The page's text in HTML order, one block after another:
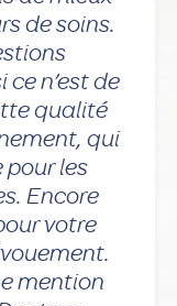
de soins.
n’est de
qualité
qui
les
Encore
votre
mention